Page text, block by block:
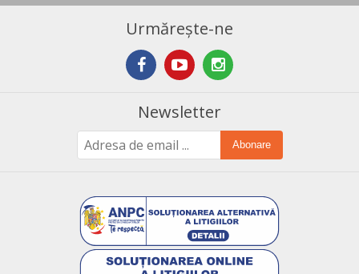
Urmărește-ne
Newsletter
Abonare